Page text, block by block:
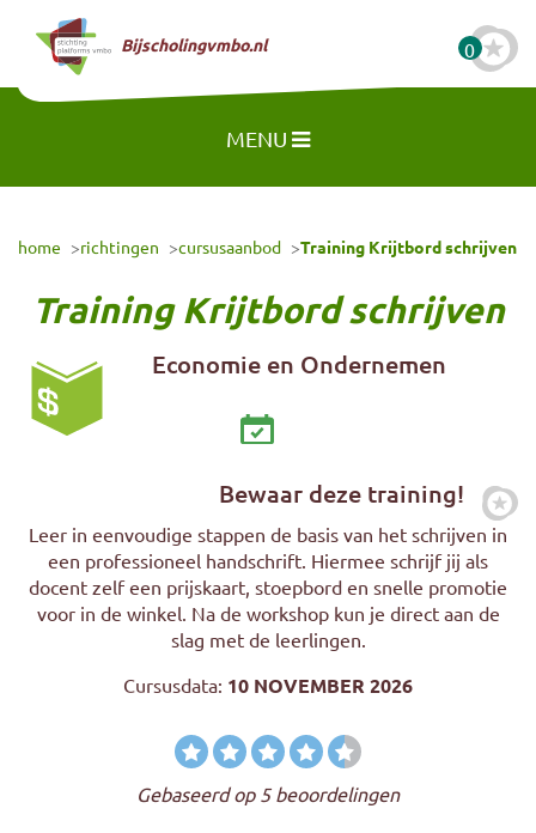
Naar hoofdinhoud
Bijscholingvmbo.nl 0
MENU
home richtingen cursusaanbod Training Krijtbord schrijven
Training Krijtbord schrijven
Economie en Ondernemen
Bewaar deze training!
Leer in eenvoudige stappen de basis van het schrijven in
een professioneel handschrift. Hiermee schrijf jij als
docent zelf een prijskaart, stoepbord en snelle promotie
voor in de winkel. Na de workshop kun je direct aan de
slag met de leerlingen.
Cursusdata: 10 NOVEMBER 2026
Gebaseerd op 5 beoordelingen